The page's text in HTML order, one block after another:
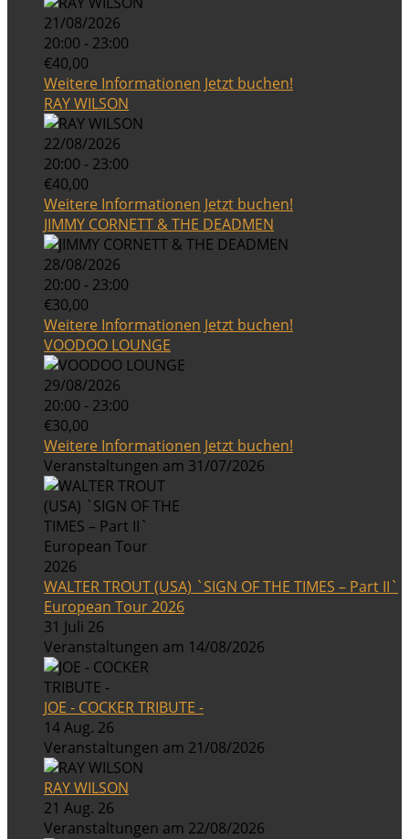
21/08/2026
20:00 - 23:00
€40,00
Weitere Informationen Jetzt buchen!
RAY WILSON
22/08/2026
20:00 - 23:00
€40,00
Weitere Informationen Jetzt buchen!
JIMMY CORNETT & THE DEADMEN
28/08/2026
20:00 - 23:00
€30,00
Weitere Informationen Jetzt buchen!
VOODOO LOUNGE
29/08/2026
20:00 - 23:00
€30,00
Weitere Informationen Jetzt buchen!
Veranstaltungen am 31/07/2026
WALTER TROUT (USA) `SIGN OF THE TIMES – Part II`
European Tour 2026
31 Juli 26
Veranstaltungen am 14/08/2026
JOE - COCKER TRIBUTE -
14 Aug. 26
Veranstaltungen am 21/08/2026
RAY WILSON
21 Aug. 26
Veranstaltungen am 22/08/2026